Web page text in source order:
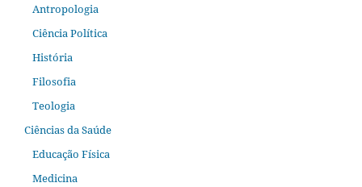
Antropologia
Ciência Política
História
Filosofia
Teologia
Ciências da Saúde
Educação Física
Medicina